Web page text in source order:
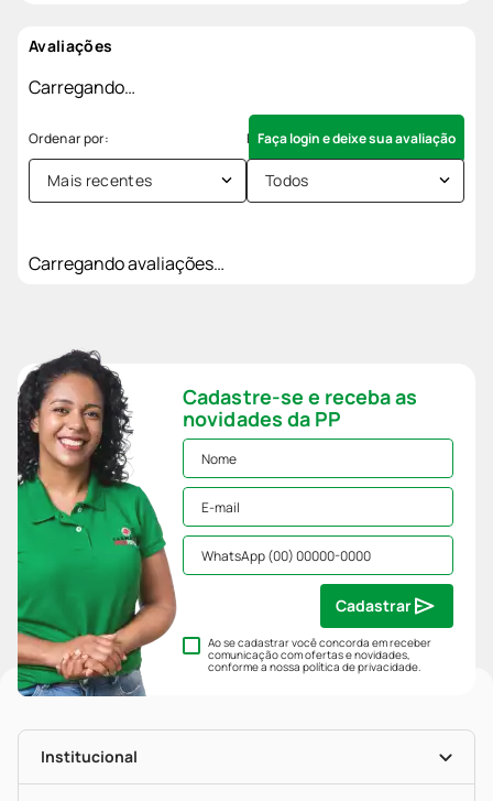
Avaliações
Carregando…
Faça login e deixe sua avaliação
Mais recentes Todos
Carregando avaliações…
Cadastre-se e receba as
novidades da PP
Ao se cadastrar você concorda em receber
comunicação com ofertas e novidades,
conforme a nossapolítica de privacidade.
Cadastrar
Institucional
História